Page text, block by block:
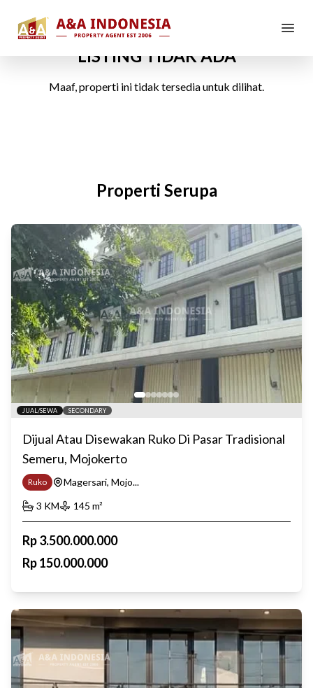
LISTING TIDAK ADA
Maaf, properti ini tidak tersedia untuk dilihat.
Properti Serupa
JUAL/SEWA SECONDARY
Dijual Atau Disewakan Ruko Di Pasar Tradisional
Semeru, Mojokerto
Ruko
Magersari, Mojo...
3 KM 145 m²
Rp3.500.000.000
Rp150.000.000